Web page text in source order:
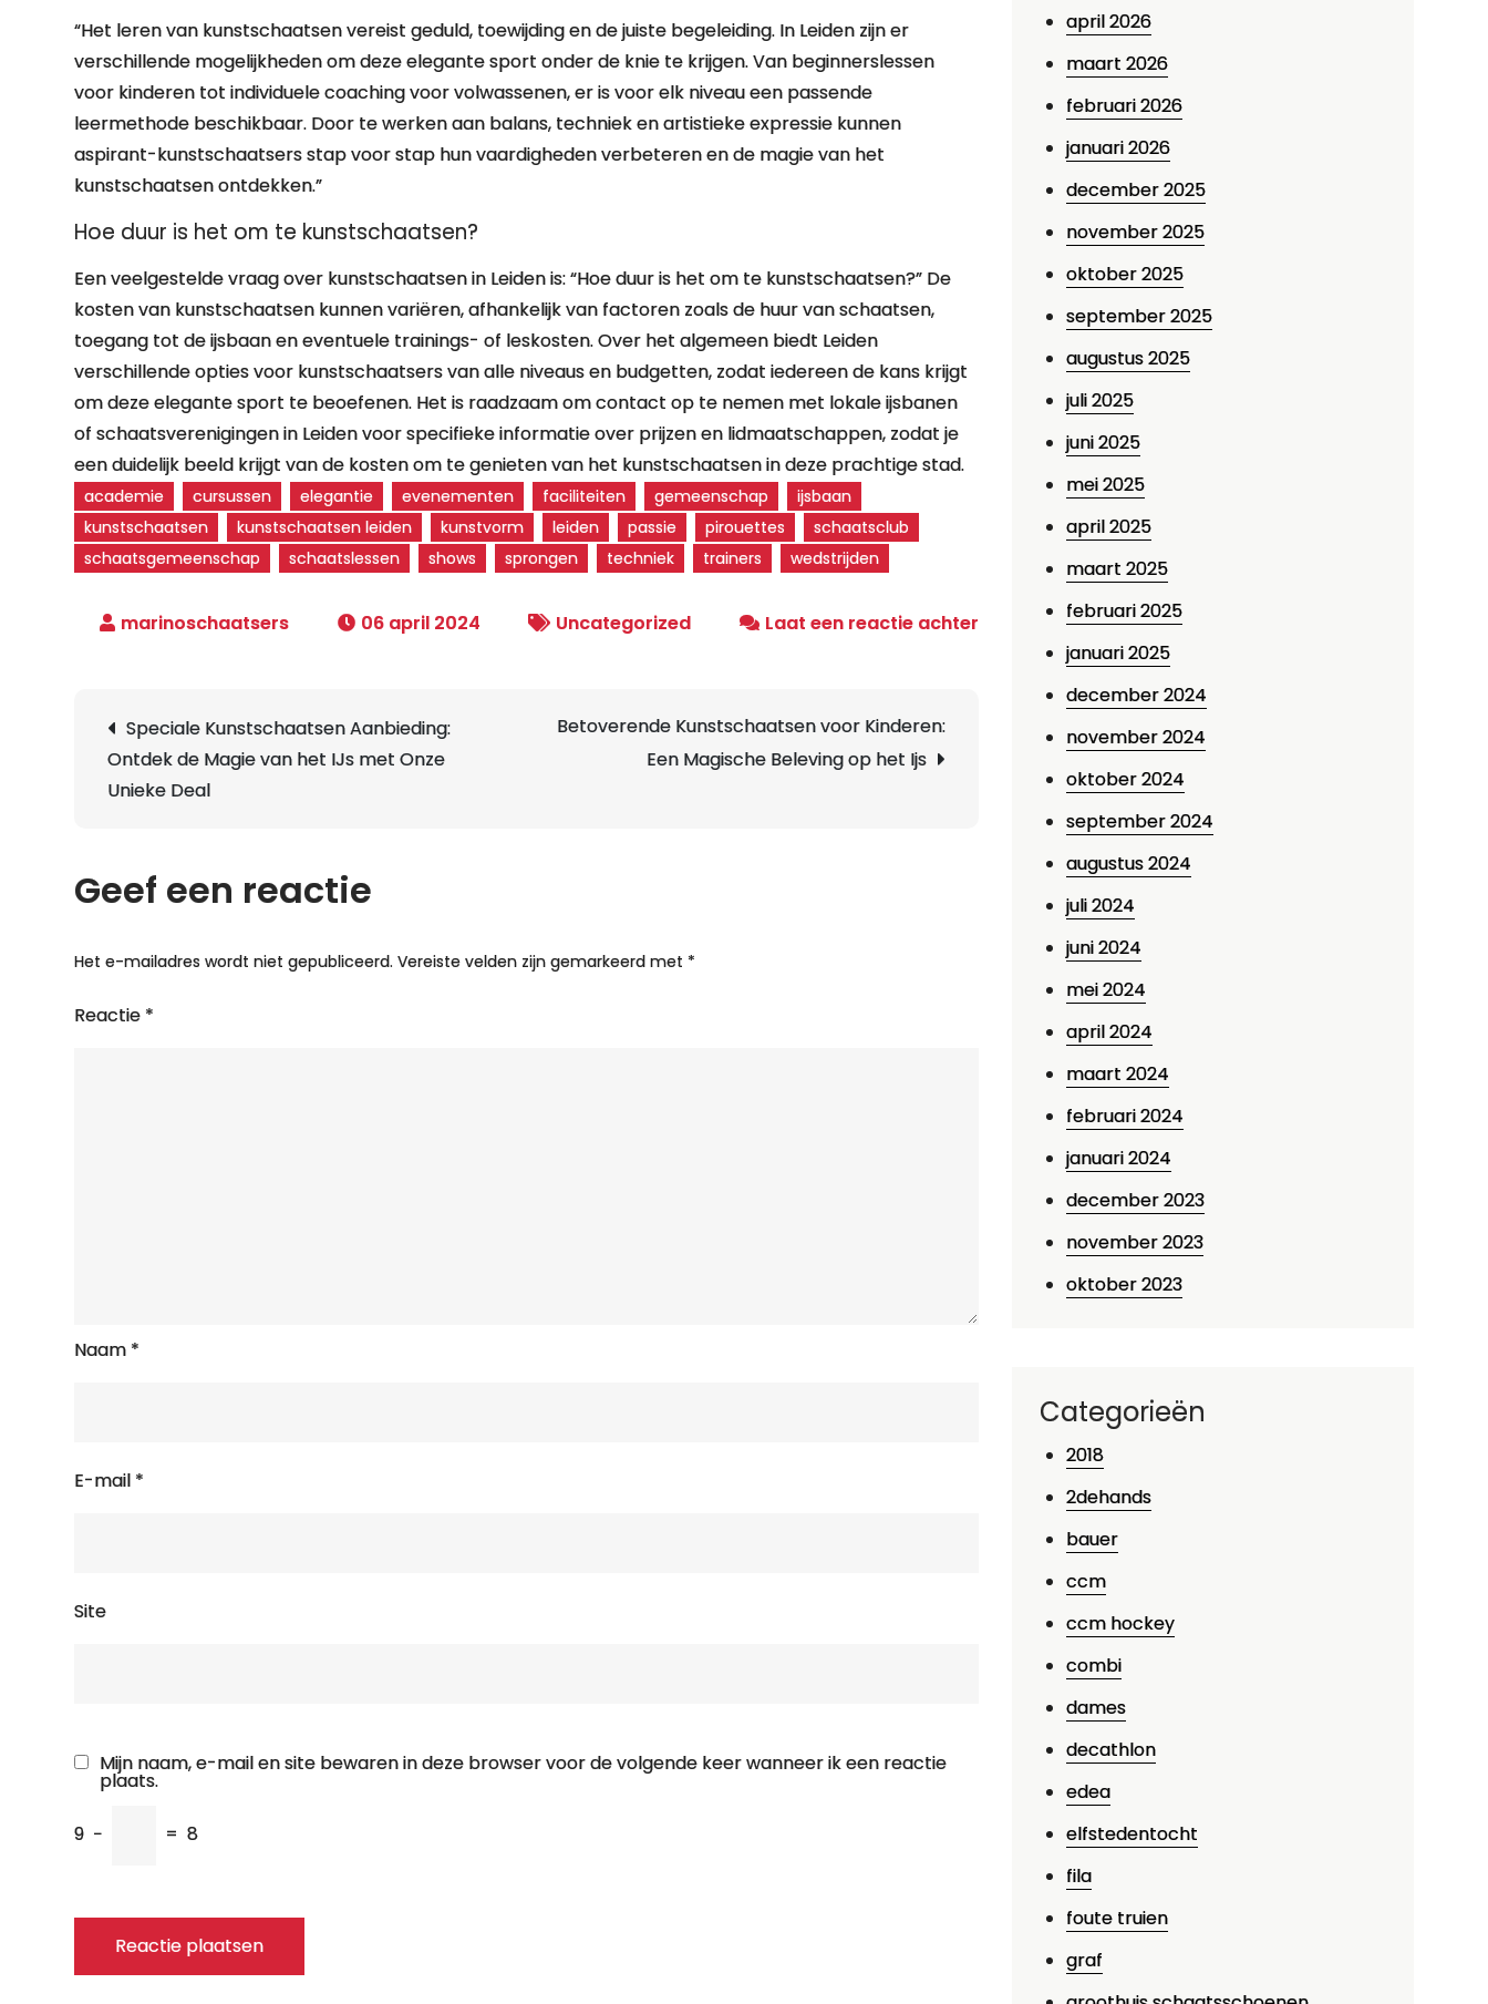
“Het leren van kunstschaatsen vereist geduld, toewijding en de juiste begeleiding. In Leiden zijn er
verschillende mogelijkheden om deze elegante sport onder de knie te krijgen. Van beginnerslessen
voor kinderen tot individuele coaching voor volwassenen, er is voor elk niveau een passende
leermethode beschikbaar. Door te werken aan balans, techniek en artistieke expressie kunnen
aspirant-kunstschaatsers stap voor stap hun vaardigheden verbeteren en de magie van het
kunstschaatsen ontdekken.”
Hoe duur is het om te kunstschaatsen?
Een veelgestelde vraag over kunstschaatsen in Leiden is: “Hoe duur is het om te kunstschaatsen?” De
kosten van kunstschaatsen kunnen variëren, afhankelijk van factoren zoals de huur van schaatsen,
toegang tot de ijsbaan en eventuele trainings- of leskosten. Over het algemeen biedt Leiden
verschillende opties voor kunstschaatsers van alle niveaus en budgetten, zodat iedereen de kans krijgt
om deze elegante sport te beoefenen. Het is raadzaam om contact op te nemen met lokale ijsbanen
of schaatsverenigingen in Leiden voor specifieke informatie over prijzen en lidmaatschappen, zodat je
een duidelijk beeld krijgt van de kosten om te genieten van het kunstschaatsen in deze prachtige stad.
academie cursussen elegantie evenementen faciliteiten gemeenschap
ijsbaan
kunstschaatsen
kunstschaatsen leiden kunstvorm leiden passie pirouettes
schaatsclub
schaatsgemeenschap
schaatslessen shows sprongen techniek trainers wedstrijden
06 april 2024 Uncategorized Laat een reactie achterop
Kunstschaatsen
Berichtnavigatie
Speciale Kunstschaatsen Aanbieding:
Ontdek de Magie van het IJs met Onze
Unieke Deal
Betoverende Kunstschaatsen voor Kinderen:
Een Magische Beleving op het Ijs
Geef een reactie
Het e-mailadres wordt niet gepubliceerd. Vereiste velden zijn gemarkeerd met *
Reactie *
Naam *
E-mail *
Site
Mijn naam, e-mail en site bewaren in deze browser voor de volgende keer wanneer ik een reactie
plaats.
9 − = 8
april 2026
maart 2026
februari 2026
januari 2026
december 2025
november 2025
oktober 2025
september 2025
augustus 2025
juli 2025
juni 2025
mei 2025
april 2025
maart 2025
februari 2025
januari 2025
december 2024
november 2024
oktober 2024
september 2024
augustus 2024
juli 2024
juni 2024
mei 2024
april 2024
maart 2024
februari 2024
januari 2024
december 2023
november 2023
oktober 2023
Categorieën
2018
2dehands
bauer
ccm
ccm hockey
combi
dames
decathlon
edea
elfstedentocht
fila
foute truien
graf